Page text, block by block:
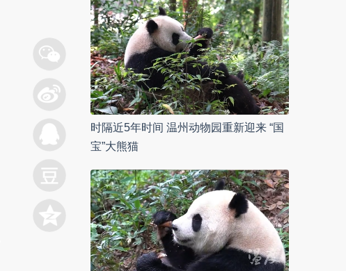
时隔近5年时间 温州动物园重新迎来 “国
宝”大熊猫